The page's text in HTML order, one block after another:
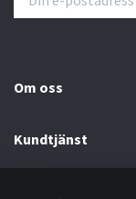
Om oss
Kundtjänst